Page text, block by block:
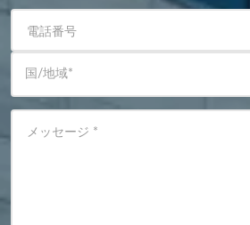
電話番号
国/地域*
メッセージ *